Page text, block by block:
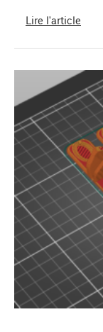
Lire l'article